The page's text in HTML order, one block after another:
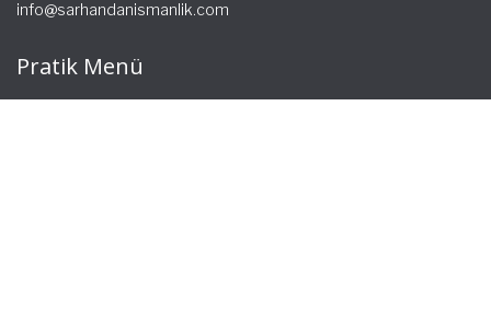
info@sarhandanismanlik.com
Pratik Menü